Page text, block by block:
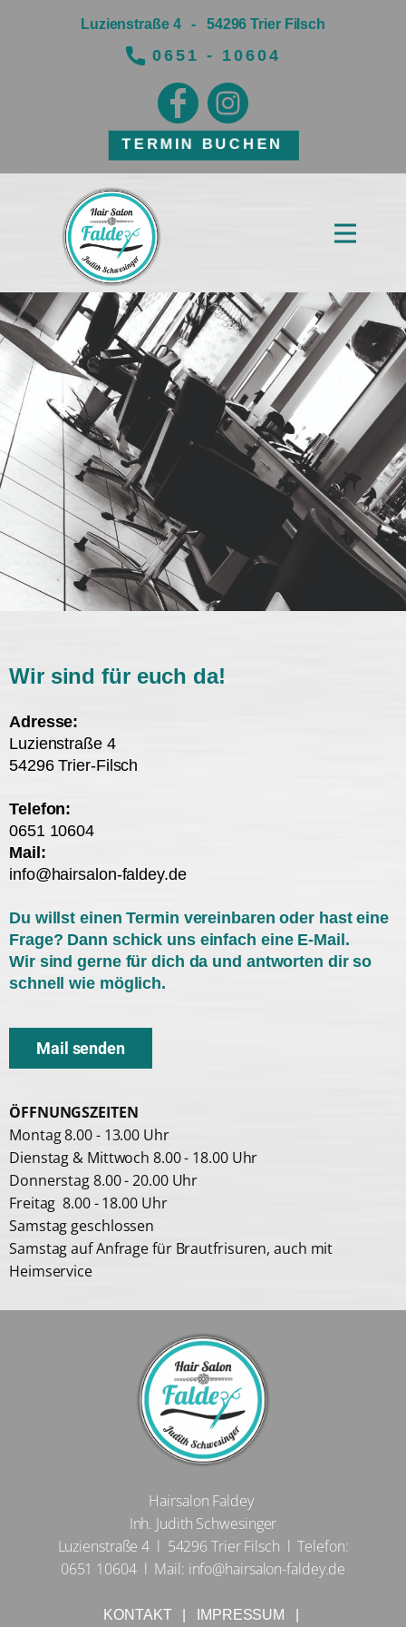
0651 - 10604
Luzienstraße 4 - 54296 Trier Filsch
TERMIN BUCHEN
Wir sind für euch da!
Adresse:
Luzienstraße 4
54296 Trier-Filsch
Telefon:
0651 10604
Mail:
info@hairsalon-faldey.de
Du willst einen Termin vereinbaren oder hast eine
Frage? Dann schick uns einfach eine E-Mail.
Wir sind gerne für dich da und antworten dir so
schnell wie möglich.
Mail senden
ÖFFNUNGSZEITEN
Montag 8.00 - 13.00 Uhr
Dienstag & Mittwoch 8.00 - 18.00 Uhr
Donnerstag 8.00 - 20.00 Uhr
Freitag 8.00 - 18.00 Uhr
Samstag geschlossen
Samstag auf Anfrage für Brautfrisuren, auch mit
Heimservice
Hairsalon Faldey
Inh. Judith Schwesinger
Luzienstraße 4 l 54296 Trier Filsch l Telefon:
0651 10604 l Mail: info@hairsalon-faldey.de
KONTAKT| IMPRESSUM